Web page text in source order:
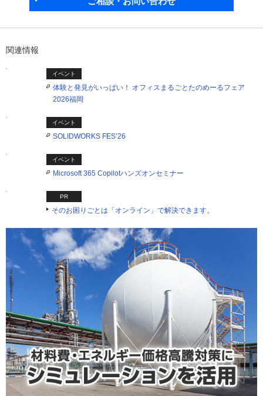
関連情報
イベント
体験と発見がいっぱい！ オフィスまるごとたのめーるフェア
2026福岡
イベント
SOLIDWORKS FES’26
イベント
Microsoft 365 Copilotハンズオンセミナー
PR
そのお困りごとは「オンライン」で解決できます。